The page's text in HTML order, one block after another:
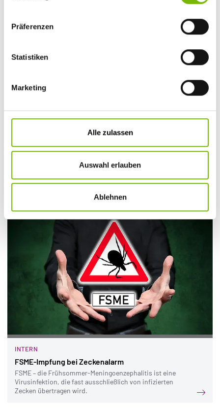
Präferenzen
Statistiken
Marketing
Alle zulassen
Auswahl erlauben
Ablehnen
INTERN
INTERN
FSME-Impfung bei Zeckenalarm
FSME – die Frühsommer-Meningoenzephalitis ist eine
Virusinfektion, die fast ausschließlich von infizierten
Zecken übertragen wird.